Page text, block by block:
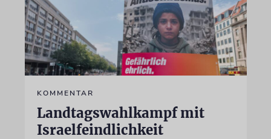
KOMMENTAR
Landtagswahlkampf mit
Israelfeindlichkeit